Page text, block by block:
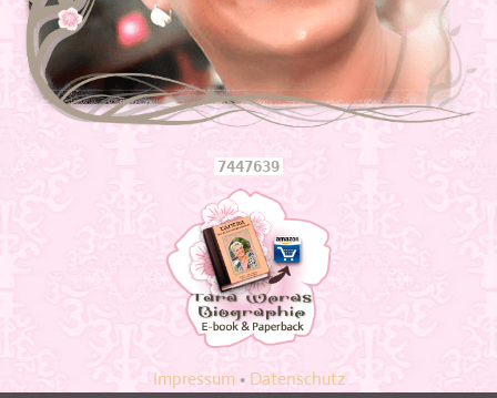
7447639
Impressum • Datenschutz